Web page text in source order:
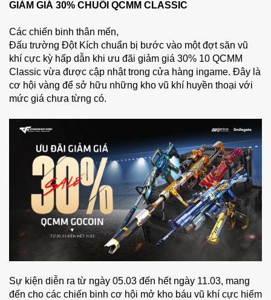
GIẢM GIÁ 30% CHUỖI QCMM CLASSIC
Các chiến binh thân mến,
Đấu trường Đột Kích chuẩn bị bước vào một đợt săn vũ
khí cực kỳ hấp dẫn khi ưu đãi giảm giá 30% 10 QCMM
Classic vừa được cập nhật trong cửa hàng ingame. Đây là
cơ hội vàng để sở hữu những kho vũ khí huyền thoại với
mức giá chưa từng có.
Sự kiện diễn ra từ ngày 05.03 đến hết ngày 11.03, mang
đến cho các chiến binh cơ hội mở kho báu vũ khí cực hiếm